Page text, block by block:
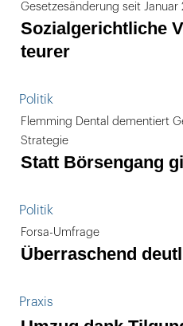
Gesetzesänderung seit Januar
Sozialgerichtliche
teurer
Politik
Flemming Dental dementiert
Strategie
Statt Börsengang
Politik
Forsa-Umfrage
Überraschend
Praxis